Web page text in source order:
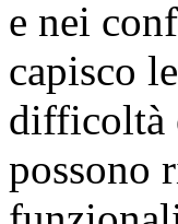
e nei
capisco
difficoltà
possono